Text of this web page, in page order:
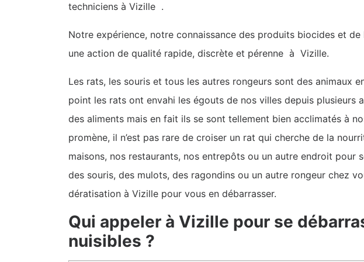
techniciens à Vizille .
Notre expérience, notre connaissance des produits biocides et
une action de qualité rapide, discrète et pérenne à Vizille.
Les rats, les souris et tous les autres rongeurs sont des animaux
point les rats ont envahi les égouts de nos villes depuis
des aliments mais en fait ils se sont tellement bien acclimatés à
promène, il n’est pas rare de croiser un rat qui cherche de la
maisons, nos restaurants, nos entrepôts ou un autre endroit
des souris, des mulots, des ragondins ou un autre rongeur chez
dératisation à Vizille pour vous en débarrasser.
Qui appeler à Vizille pour se
nuisibles ?